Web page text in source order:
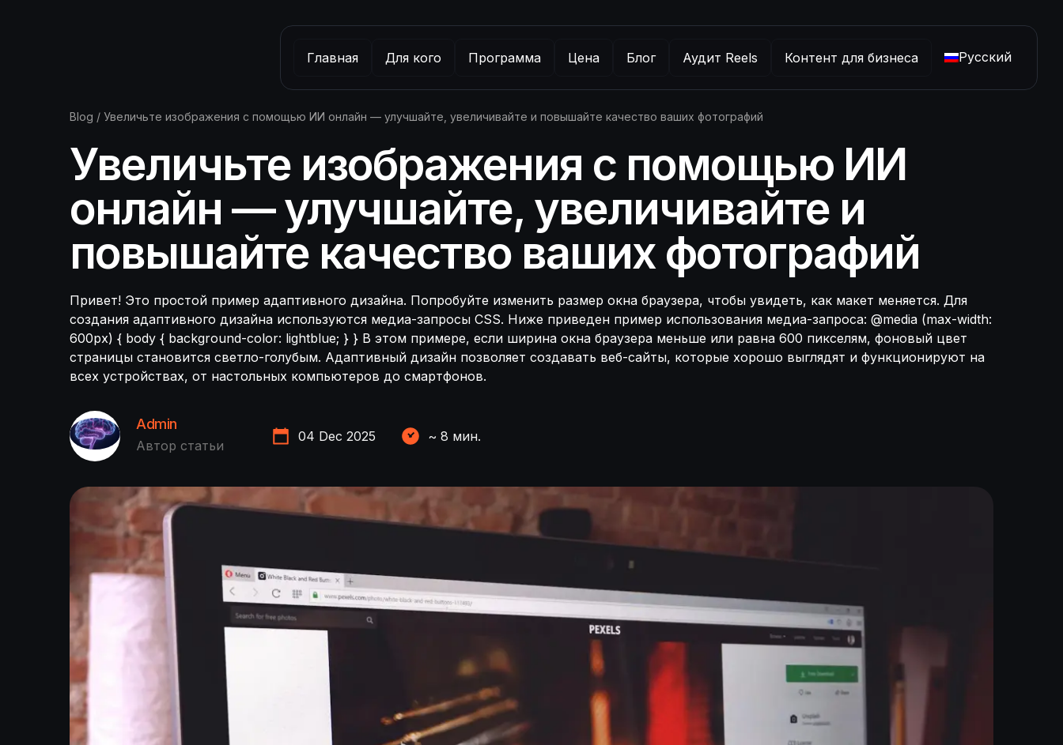
Главная Для кого Программа Цена Блог Аудит Reels Контент для бизнеса Русский
Blog / Увеличьте изображения с помощью ИИ онлайн — улучшайте, увеличивайте и повышайте качество ваших фотографий
Увеличьте изображения с помощью ИИ
онлайн — улучшайте, увеличивайте и
повышайте качество ваших фотографий
Привет! Это простой пример адаптивного дизайна. Попробуйте изменить размер окна браузера, чтобы увидеть, как макет меняется. Для
создания адаптивного дизайна используются медиа-запросы CSS. Ниже приведен пример использования медиа-запроса: @media (max-width:
600px) { body { background-color: lightblue; } } В этом примере, если ширина окна браузера меньше или равна 600 пикселям, фоновый цвет
страницы становится светло-голубым. Адаптивный дизайн позволяет создавать веб-сайты, которые хорошо выглядят и функционируют на
всех устройствах, от настольных компьютеров до смартфонов.
Admin
Автор статьи
04 Dec 2025 ~ 8 мин.